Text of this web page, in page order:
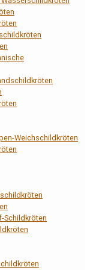
Weichschildkröten
Schildkröten